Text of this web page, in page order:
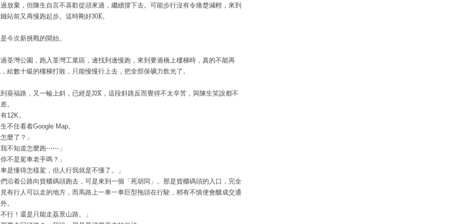
放棄，但陳生自言不喜歡從頭來過，繼續撐下去。 可能步行沒有令痛楚減輕，來到
站前又再慢跑起步。這時剛好30K。
今次新挑戰的開始。
荃灣公園，跑入荃灣工業區，邊找到邊慢跑，來到要過橋上樓梯時，真的不能再
給數十級的樓梯打敗，只能慢慢行上去，把全部保礦力飲光了。
葵福路，又一輪上斜，已經是32K ，這段斜路反而覺得不太辛苦，與陳生笑說都不
。
12K。
不住看着Google Map。
麼了？」
不知道怎麼跑⋯⋯」
不是駕車老手嗎？」
是懂得怎樣駕，但人行我就是不懂了。」
沿着公路向貨櫃碼頭跑去，可是來到一個「死胡同」。那是貨櫃碼頭的入口，完全
有行人可以走的地方，而馬路上一車一車巨型拖頭在行駛，稍有不慎便會釀成交通
。
行！還是只能走荔景山路。」